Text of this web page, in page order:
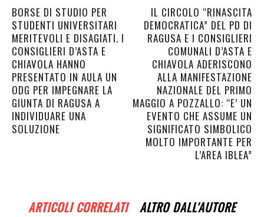
BORSE DI STUDIO PER
STUDENTI UNIVERSITARI
MERITEVOLI E DISAGIATI. I
CONSIGLIERI D’ASTA E
CHIAVOLA HANNO
PRESENTATO IN AULA UN
ODG PER IMPEGNARE LA
GIUNTA DI RAGUSA A
INDIVIDUARE UNA
SOLUZIONE
IL CIRCOLO “RINASCITA
DEMOCRATICA” DEL PD DI
RAGUSA E I CONSIGLIERI
COMUNALI D’ASTA E
CHIAVOLA ADERISCONO
ALLA MANIFESTAZIONE
NAZIONALE DEL PRIMO
MAGGIO A POZZALLO: “E’ UN
EVENTO CHE ASSUME UN
SIGNIFICATO SIMBOLICO
MOLTO IMPORTANTE PER
L’AREA IBLEA”
ARTICOLI CORRELATI ALTRO DALL'AUTORE